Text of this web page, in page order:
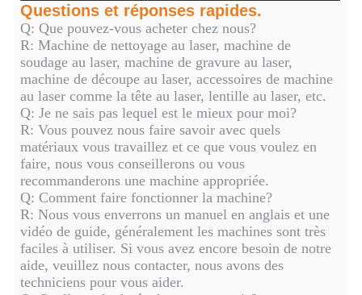
Questions et réponses rapides.
Q: Que pouvez-vous acheter chez nous?
R: Machine de nettoyage au laser, machine de
soudage au laser, machine de gravure au laser,
machine de découpe au laser, accessoires de machine
au laser comme la tête au laser, lentille au laser, etc.
Q: Je ne sais pas lequel est le mieux pour moi?
R: Vous pouvez nous faire savoir avec quels
matériaux vous travaillez et ce que vous voulez en
faire, nous vous conseillerons ou vous
recommanderons une machine appropriée.
Q: Comment faire fonctionner la machine?
R: Nous vous enverrons un manuel en anglais et une
vidéo de guide, généralement les machines sont très
faciles à utiliser. Si vous avez encore besoin de notre
aide, veuillez nous contacter, nous avons des
techniciens pour vous aider.